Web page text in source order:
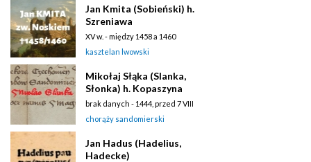
Jan Kmita (Sobieński) h.
Szreniawa
XV w. - między 1458 a 1460
kasztelan lwowski
Mikołaj Słąka (Slanka,
Słonka) h. Kopaszyna
brak danych - 1444, przed 7 VIII
chorąży sandomierski
Jan Hadus (Hadelius,
Hadecke)